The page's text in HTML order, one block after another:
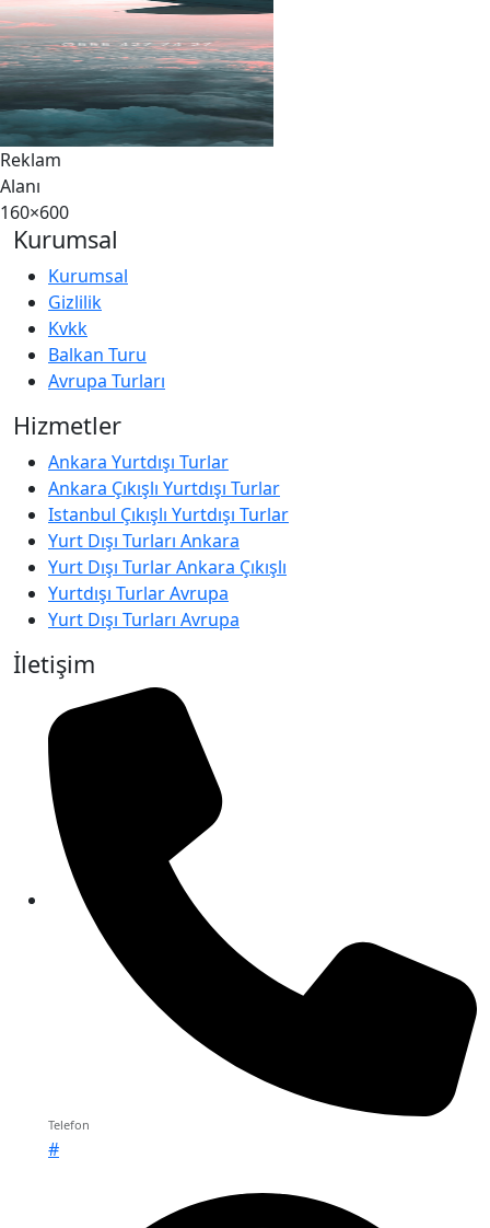
Reklam
Alanı
160×600
Kurumsal
Kurumsal
Gizlilik
Kvkk
Balkan Turu
Avrupa Turları
Hizmetler
Ankara Yurtdışı Turlar
Ankara Çıkışlı Yurtdışı Turlar
Istanbul Çıkışlı Yurtdışı Turlar
Yurt Dışı Turları Ankara
Yurt Dışı Turlar Ankara Çıkışlı
Yurtdışı Turlar Avrupa
Yurt Dışı Turları Avrupa
İletişim
Telefon
#